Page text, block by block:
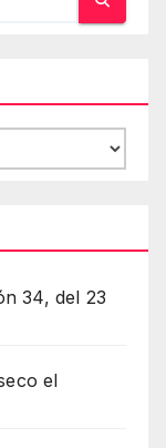
34, del 23
el